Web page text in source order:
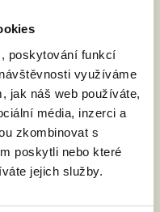
poskytování funkcí
využíváme
jak náš web používáte,
média, inzerci a
zkombinovat s
poskytli nebo které
jejich služby.
stránce
průběžně
v prostorách